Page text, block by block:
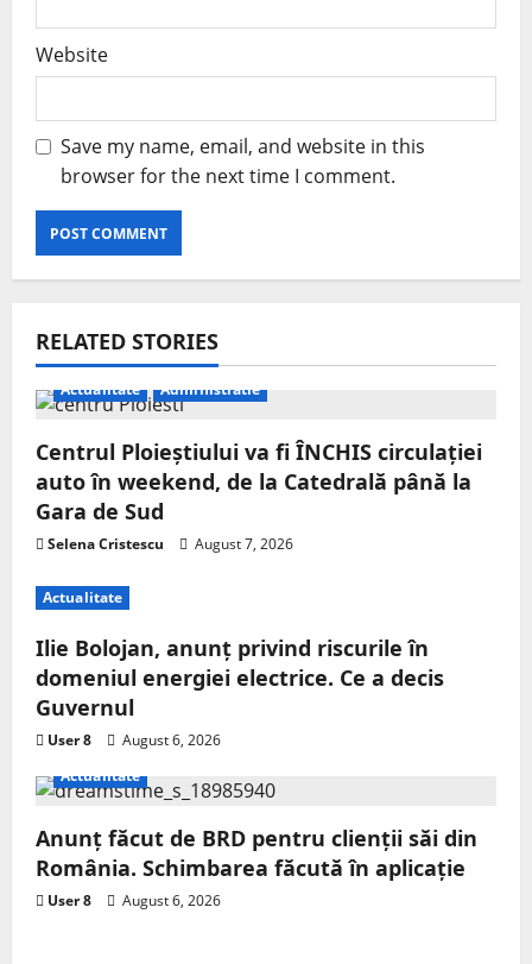
Website
Save my name, email, and website in this
browser for the next time I comment.
RELATED STORIES
Actualitate Administratie
Centrul Ploieștiului va fi ÎNCHIS circulației
auto în weekend, de la Catedrală până la
Gara de Sud
Selena Cristescu August 7, 2026
Actualitate
Ilie Bolojan, anunț privind riscurile în
domeniul energiei electrice. Ce a decis
Guvernul
User 8
August 6, 2026
Actualitate
Anunț făcut de BRD pentru clienții săi din
România. Schimbarea făcută în aplicație
User 8 August 6, 2026